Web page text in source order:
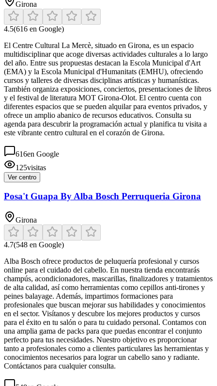
Girona
4.5(616 en Google)
El Centre Cultural La Mercè, situado en Girona, es un espacio
multidisciplinar que acoge diversas actividades culturales a lo largo
del año. Entre sus propuestas destacan la Escola Municipal d'Art
(EMA) y la Escola Municipal d'Humanitats (EMHU), ofreciendo
cursos y talleres de diversas disciplinas artísticas y humanísticas.
También organiza exposiciones, conciertos, presentaciones de libros
y el festival de literatura MOT Girona-Olot. El centro cuenta con
diferentes espacios que se pueden alquilar para eventos privados, y
ofrece un amplio abanico de recursos educativos. Consulta su
agenda para descubrir la programación actual y planifica tu visita a
este vibrante centro cultural en el corazón de Girona.
616en Google
125visitas
Ver centro
Posa't Guapa By Alba Bosch Perruqueria Girona
Girona
4.7(548 en Google)
Alba Bosch ofrece productos de peluquería profesional y cursos
online para el cuidado del cabello. En nuestra tienda encontrarás
champús, acondicionadores, mascarillas, finalizadores y tratamientos
de alta calidad, así como herramientas como cepillos anti-tirones y
peines balayage. Además, impartimos formaciones para
profesionales que buscan mejorar sus habilidades y conocimientos
en el sector. Visítanos y descubre los mejores productos y cursos
para el éxito en tu salón o para tu cuidado personal. Contamos con
una amplia gama de packs para que puedas encontrar el conjunto
perfecto para tus necesidades. Nuestro objetivo es proporcionar
tanto a profesionales como a clientes particulares las herramientas y
conocimientos necesarios para lograr un cabello sano y radiante.
Contáctanos para cualquier consulta.